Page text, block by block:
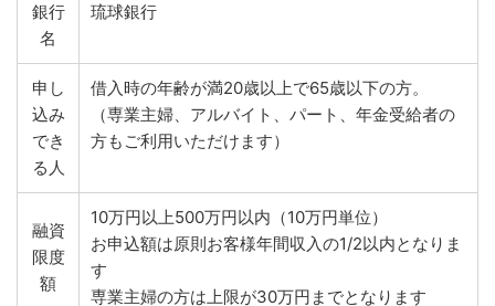
銀行
名
琉球銀行
申し
込み
でき
る人
借入時の年齢が満20歳以上で65歳以下の方。
（専業主婦、アルバイト、パート、年金受給者の
方もご利用いただけます）
融資
限度
額
10万円以上500万円以内（10万円単位）
お申込額は原則お客様年間収入の1/2以内となりま
す
専業主婦の方は上限が30万円までとなります